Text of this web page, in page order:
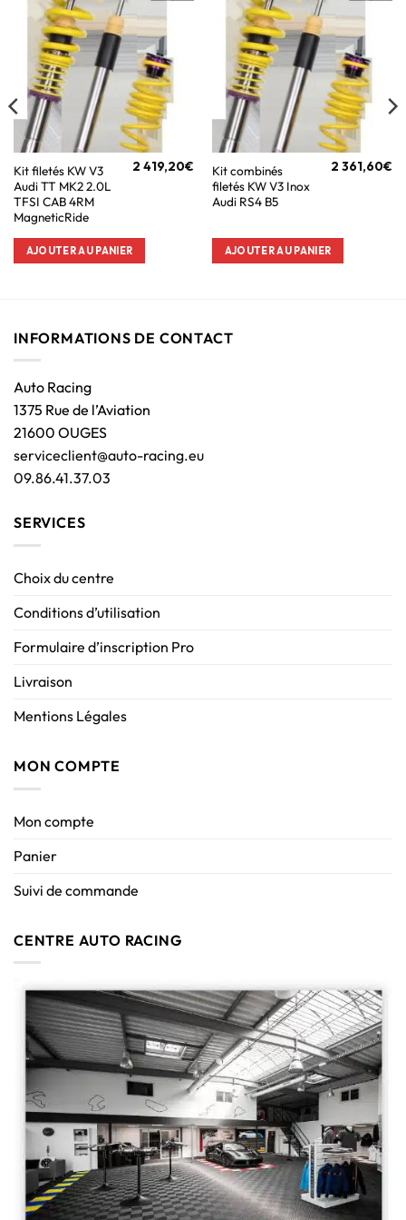
Kit filetés KW V3
Audi TT MK2 2.0L
TFSI CAB 4RM
MagneticRide
2 419,20€
AJOUTER AU PANIER
Kit combinés
filetés KW V3 Inox
Audi RS4 B5
2 361,60€
AJOUTER AU PANIER
INFORMATIONS DE CONTACT
Auto Racing
1375 Rue de l’Aviation
21600 OUGES
serviceclient@auto-racing.eu
09.86.41.37.03
SERVICES
Choix du centre
Conditions d’utilisation
Formulaire d’inscription Pro
Livraison
Mentions Légales
MON COMPTE
Mon compte
Panier
Suivi de commande
CENTRE AUTO RACING